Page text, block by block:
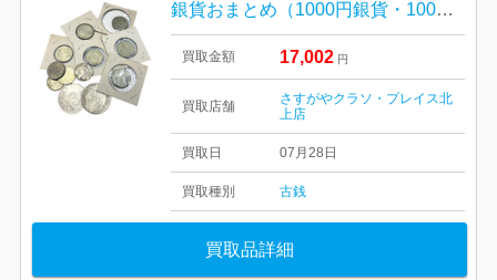
銀貨おまとめ（1000円銀貨・100円銀貨）
買取金額 17,002 円
買取店舗
さすがやクラソ・プレイス北
上店
買取日 07月28日
買取種別 古銭
買取品詳細